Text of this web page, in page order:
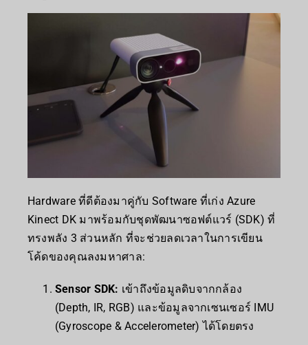
Hardware ที่ดีต้องมาคู่กับ Software ที่เก่ง Azure
Kinect DK มาพร้อมกับชุดพัฒนาซอฟต์แวร์ (SDK) ที่
ทรงพลัง 3 ส่วนหลัก ที่จะช่วยลดเวลาในการเขียน
โค้ดของคุณลงมหาศาล:
Sensor SDK: เข้าถึงข้อมูลดิบจากกล้อง
(Depth, IR, RGB) และข้อมูลจากเซนเซอร์ IMU
(Gyroscope & Accelerometer) ได้โดยตรง